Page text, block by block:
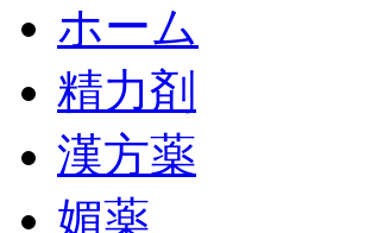
ホーム
精力剤
漢方薬
媚薬